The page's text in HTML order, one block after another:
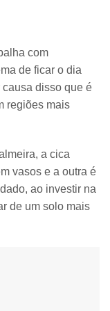
com
de ficar o dia
disso que é
regiões mais
a cica
vasos e a outra é
ao investir na
de um solo mais